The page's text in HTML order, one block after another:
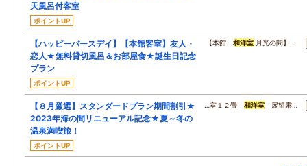
天風呂付客室
ポイントUP
【ハッピーバースデイ】【本館客室】友人・
恋人★無料貸切風呂＆お部屋食★誕生日記念
プラン
ポイントUP
【本館和洋室 月光の間】…
【８月厳選】スタンダードプラン期間割引★
2023年海の間リニューアル記念★夏～冬の
温泉満喫旅！
ポイントUP
…室１２畳 和洋室 展望露…